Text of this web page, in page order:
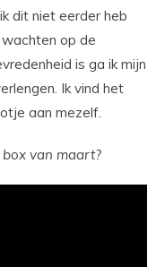
dit niet eerder heb
op de
is ga ik mijn
Ik vind het
aan mezelf.
van maart?